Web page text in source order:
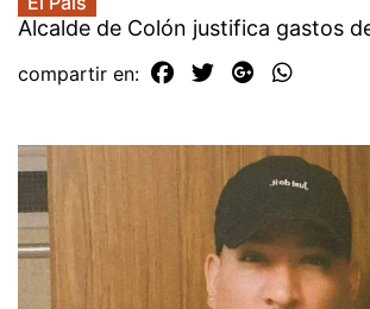
Alcalde de Colón justifica gastos
compartir en: